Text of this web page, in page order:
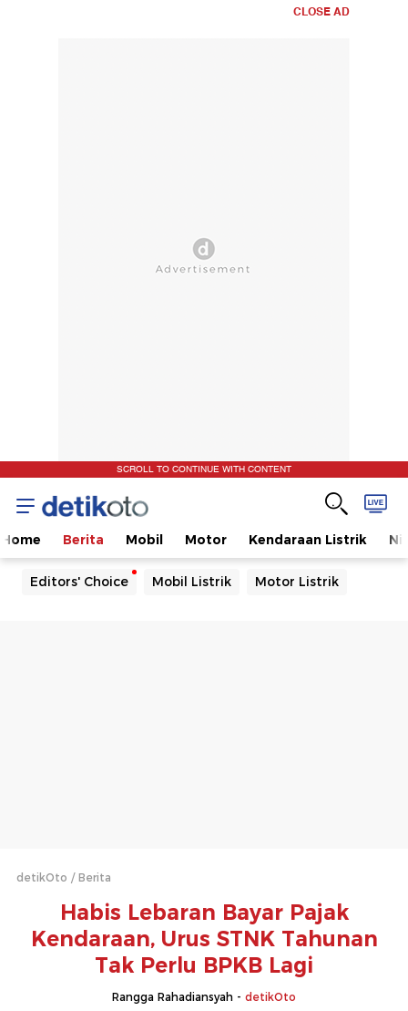
CLOSE AD
SCROLL TO CONTINUE WITH CONTENT
Home Berita Mobil Motor Kendaraan Listrik
Editors' Choice Mobil Listrik Motor Listrik
detikOto Berita
Habis Lebaran Bayar Pajak
Kendaraan, Urus STNK Tahunan
Tak Perlu BPKB Lagi
Rangga Rahadiansyah - detikOto